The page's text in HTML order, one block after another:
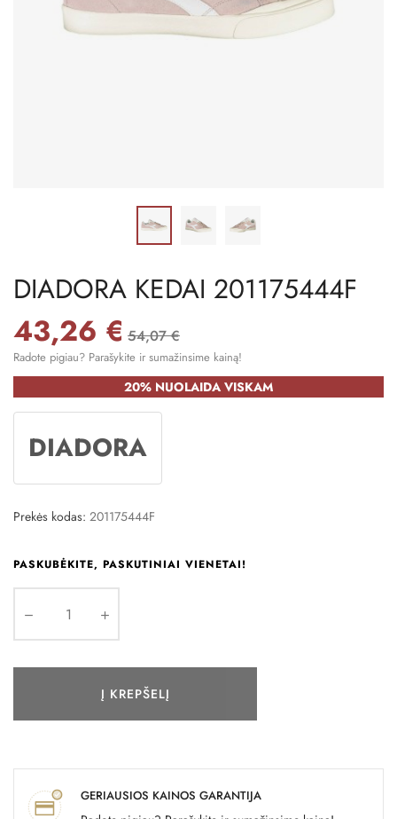
DIADORA KEDAI 201175444F
43,26 € 54,07 €
Radote pigiau? Parašykite ir sumažinsime kainą!
20% NUOLAIDA VISKAM
DIADORA
Prekės kodas: 201175444F
PASKUBĖKITE, PASKUTINIAI VIENETAI!
Į KREPŠELĮ
GERIAUSIOS KAINOS GARANTIJA